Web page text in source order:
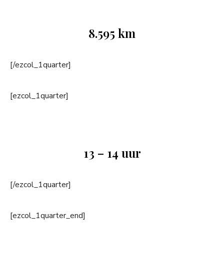
8.595 km
[/ezcol_1quarter]
[ezcol_1quarter]
13 – 14 uur
[/ezcol_1quarter]
[ezcol_1quarter_end]